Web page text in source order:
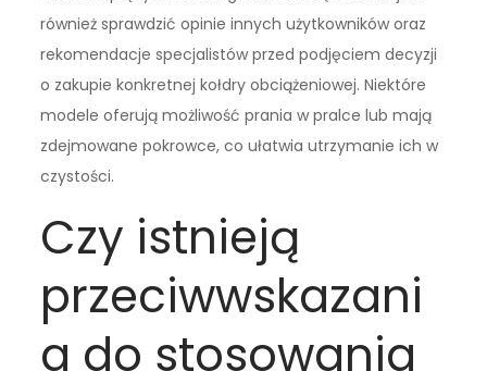
również sprawdzić opinie innych użytkowników oraz
rekomendacje specjalistów przed podjęciem decyzji
o zakupie konkretnej kołdry obciążeniowej. Niektóre
modele oferują możliwość prania w pralce lub mają
zdejmowane pokrowce, co ułatwia utrzymanie ich w
czystości.
Czy istnieją
przeciwwskazani
a do stosowania